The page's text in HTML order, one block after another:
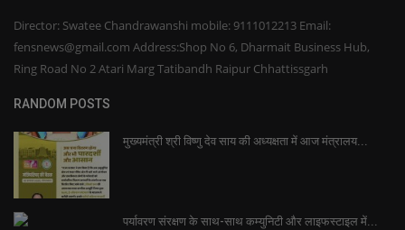
Director: Swatee Chandrawanshi mobile: 9111012213 Email:
fensnews@gmail.com Address:Shop No 6, Dharmait Business Hub,
Ring Road No 2 Atari Marg Tatibandh Raipur Chhattissgarh
RANDOM POSTS
मुख्यमंत्री श्री विष्णु देव साय की अध्यक्षता में आज मंत्रालय...
पर्यावरण संरक्षण के साथ-साथ कम्युनिटी और लाइफस्टाइल में...